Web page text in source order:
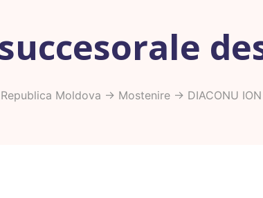
Moldova -> Mostenire-> DIACONU ION